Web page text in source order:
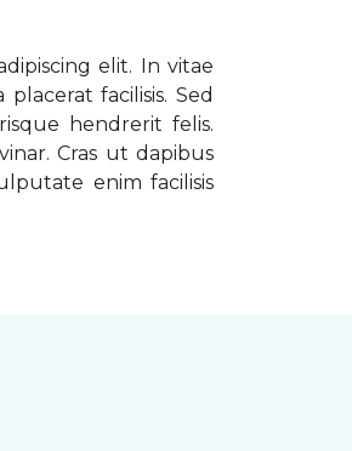
elit. In vitae
facilisis. Sed
hendrerit felis.
Cras ut dapibus
enim facilisis